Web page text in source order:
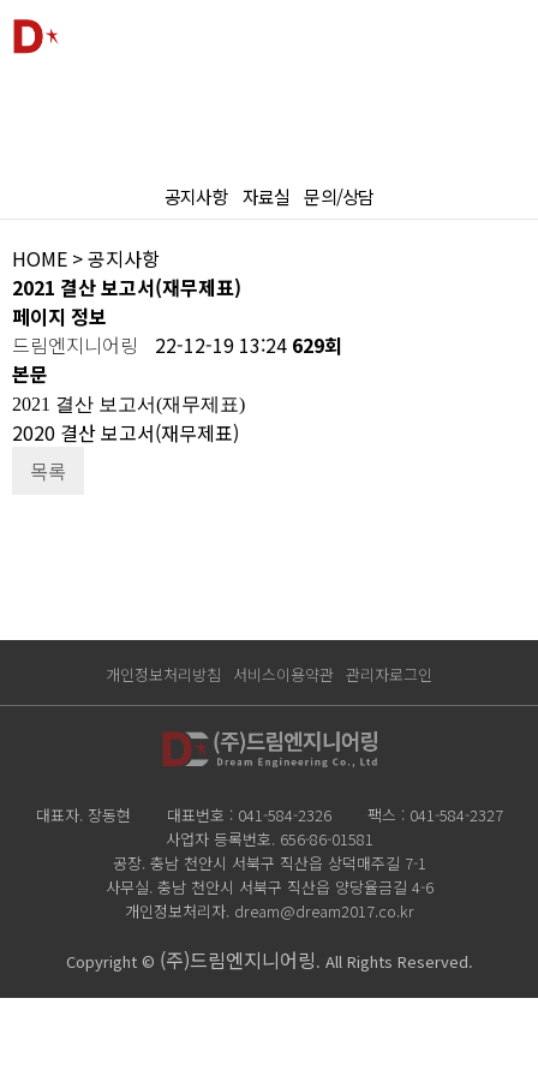
공지사항 자료실 문의/상담
HOME > 공지사항
2021 결산 보고서(재무제표)
페이지 정보
드림엔지니어링
22-12-19 13:24 629회
본문
2021 결산 보고서(재무제표)
2020 결산 보고서(재무제표)
목록
개인정보처리방침 서비스이용약관 관리자로그인
대표자. 장동현 대표번호 : 041-584-2326
팩스 : 041-584-2327
사업자 등록번호. 656-86-01581
공장. 충남 천안시 서북구 직산읍 상덕매주길 7-1
사무실. 충남 천안시 서북구 직산읍 양당율금길 4-6
개인정보처리자. dream@dream2017.co.kr
Copyright © (주)드림엔지니어링. All Rights Reserved.